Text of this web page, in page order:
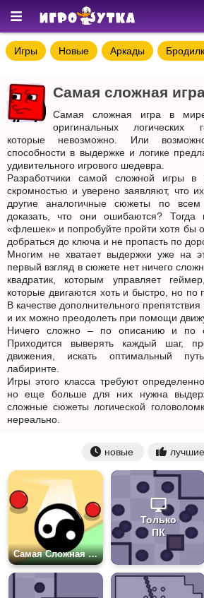
Игры Новые Аркады
Самая сложная
Самая сложная игра в
оригинальных логических
которые невозможно. Или
способности в выдержке и логике
удивительного игрового шедевра.
Разработчики самой сложной игры
скромностью и уверено заявляют, что
другие аналогичные сюжеты по
доказать, что они ошибаются?
«флешек» и попробуйте пройти хотя бы
добраться до ключа и не пропасть по
Многим не хватает выдержки уже на
первый взгляд в сюжете нет ничего
квадратик, которым управляет
которые двигаются хоть и быстро, но по
В качестве дополнительного
и их можно преодолеть при помощи
Ничего сложно – по описанию и по
Приходится выверять каждый шаг,
движения, искать оптимальный
лабиринте.
Игры этого класса требуют
но еще больше для них нужна
сложные сюжеты логической
нереально.
новые лучшие
Самая Сложная Игра в Мире Хейт Куб
Только
ПК